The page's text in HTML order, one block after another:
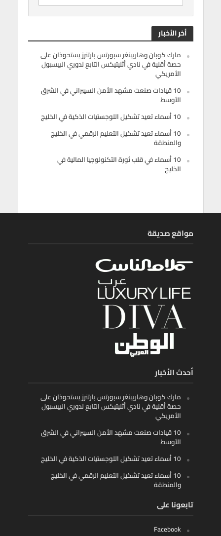
أخر الأخبار
مارك كوبان وهاربينغر سبورتس بارتنرز يستحوذان على
حصة أقلية في نادي أثليتيكس التابع لدوري البيسبول
الأمريكي
10 قيادات صنعت مشهد الأمن السيبراني في الشرق
الأوسط
10 أسماء تعيد تشكيل اللوجستيات الذكية في الخليج
10 أسماء تعيد تشكيل التعليم الرقمي في الخليج
والمنطقة
10 أسماء في قلب ثورة التكنولوجيا المالية في
الخليج
مواقع صديقة
أحدث الأخبار
مارك كوبان وهاربينغر سبورتس بارتنرز يستحوذان على
حصة أقلية في نادي أثليتيكس التابع لدوري البيسبول
الأمريكي
10 قيادات صنعت مشهد الأمن السيبراني في الشرق
الأوسط
10 أسماء تعيد تشكيل اللوجستيات الذكية في الخليج
10 أسماء تعيد تشكيل التعليم الرقمي في الخليج
والمنطقة
تابعونا على
Facebook